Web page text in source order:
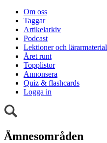
Om oss
Taggar
Artikelarkiv
Podcast
Lektioner och lärarmaterial
Året runt
Topplistor
Annonsera
Quiz & flashcards
Logga in
Ämnesområden